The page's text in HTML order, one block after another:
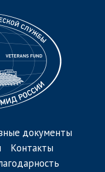
документы
Контакты